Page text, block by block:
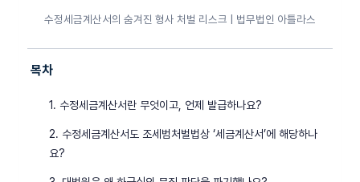
수정세금계산서의 숨겨진 형사 처벌 리스크 | 법무법인 아틀라스
목차
1. 수정세금계산서란 무엇이고, 언제 발급하나요?
2. 수정세금계산서도 조세범처벌법상 ‘세금계산서’에 해당하나
요?